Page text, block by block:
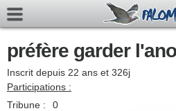
préfère garder
Inscrit depuis 22 ans et 326j
Participations :
Tribune :
0